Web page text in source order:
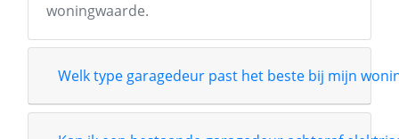
woningwaarde.
Welk type garagedeur past het beste bij mijn